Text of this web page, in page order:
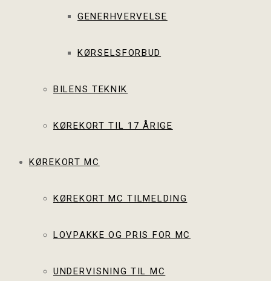
GENERHVERVELSE
KØRSELSFORBUD
BILENS TEKNIK
KØREKORT TIL 17 ÅRIGE
KØREKORT MC
KØREKORT MC TILMELDING
LOVPAKKE OG PRIS FOR MC
UNDERVISNING TIL MC